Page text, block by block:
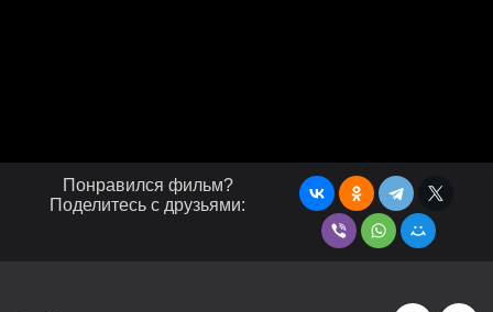
Понравился фильм?
Поделитесь с друзьями: